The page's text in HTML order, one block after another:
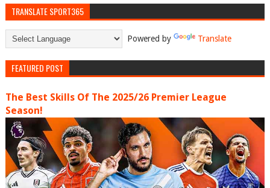
TRANSLATE SPORT365
Powered by Translate
FEATURED POST
The Best Skills Of The 2025/26 Premier League
Season!